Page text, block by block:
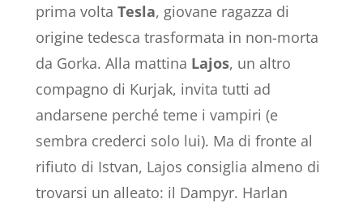
prima volta Tesla, giovane ragazza di
origine tedesca trasformata in non-morta
da Gorka. Alla mattina Lajos, un altro
compagno di Kurjak, invita tutti ad
andarsene perché teme i vampiri (e
sembra crederci solo lui). Ma di fronte al
rifiuto di Istvan, Lajos consiglia almeno di
trovarsi un alleato: il Dampyr. Harlan